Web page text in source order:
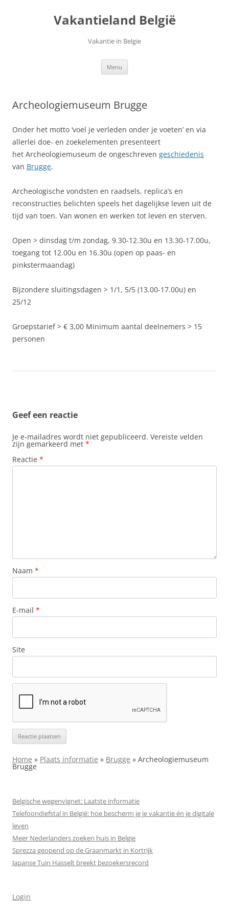
Vakantieland België
Vakantie in Belgie
Menu
Archeologiemuseum Brugge
Onder het motto ‘voel je verleden onder je voeten’ en via
allerlei doe- en zoekelementen presenteert
het Archeologiemuseum de ongeschreven geschiedenis
van Brugge.
Archeologische vondsten en raadsels, replica’s en
reconstructies belichten speels het dagelijkse leven uit de
tijd van toen. Van wonen en werken tot leven en sterven.
Open > dinsdag t/m zondag, 9.30-12.30u en 13.30-17.00u,
toegang tot 12.00u en 16.30u (open op paas- en
pinkstermaandag)
Bijzondere sluitingsdagen > 1/1, 5/5 (13.00-17.00u) en
25/12
Groepstarief > € 3,00 Minimum aantal deelnemers > 15
personen
Geef een reactie
Je e-mailadres wordt niet gepubliceerd. Vereiste velden
zijn gemarkeerd met *
Reactie *
Naam *
E-mail *
Site
Home » Plaats informatie » Brugge » Archeologiemuseum
Brugge
Belgische wegenvignet: Laatste informatie
Telefoondiefstal in België: hoe bescherm je je vakantie én je digitale
leven
Meer Nederlanders zoeken huis in Belgie
Sprezza geopend op de Graanmarkt in Kortrijk
Japanse Tuin Hasselt breekt bezoekersrecord
Login